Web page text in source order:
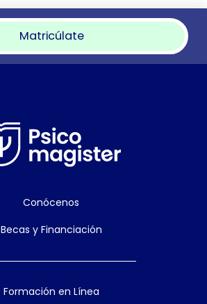
Matricúlate
Conócenos
Becas y Financiación
Formación en Línea